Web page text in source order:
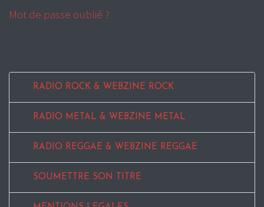
Mot de passe oublié ?
RADIO ROCK & WEBZINE ROCK
RADIO METAL & WEBZINE METAL
RADIO REGGAE & WEBZINE REGGAE
SOUMETTRE SON TITRE